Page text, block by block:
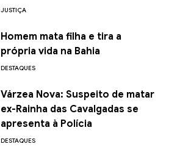
JUSTIÇA
Homem mata filha e tira a
própria vida na Bahia
DESTAQUES
Várzea Nova: Suspeito de matar
ex-Rainha das Cavalgadas se
apresenta à Polícia
DESTAQUES